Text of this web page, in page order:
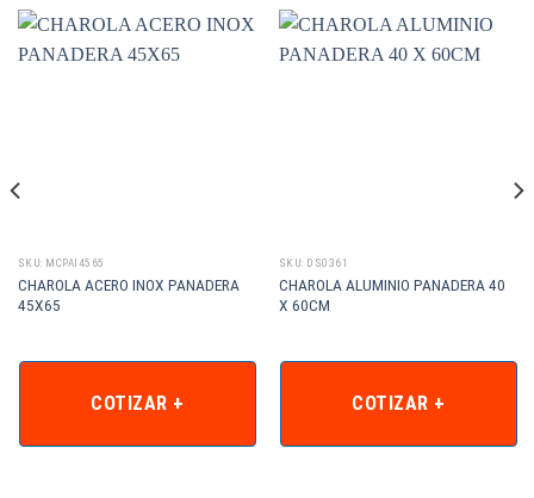
SKU: MCPAI4565
CHAROLA ACERO INOX PANADERA
45X65
COTIZAR +
SKU: DS0361
CHAROLA ALUMINIO PANADERA 40
X 60CM
COTIZAR +